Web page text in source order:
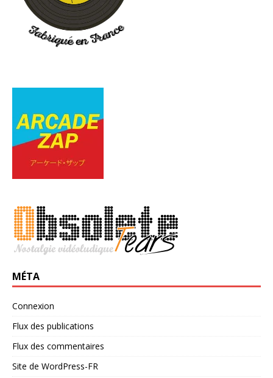
MÉTA
Connexion
Flux des publications
Flux des commentaires
Site de WordPress-FR